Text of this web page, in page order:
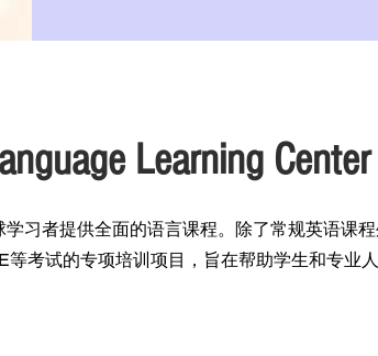
Learning Center
习者提供全面的语言课程。除了常规英语课
等考试的专项培训项目，旨在帮助学生和专业